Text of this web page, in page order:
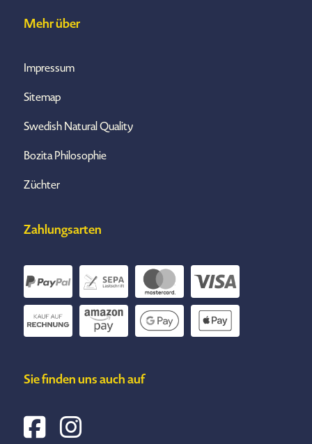
Mehr über
Impressum
Sitemap
Swedish Natural Quality
Bozita Philosophie
Züchter
Zahlungsarten
Sie finden uns auch auf